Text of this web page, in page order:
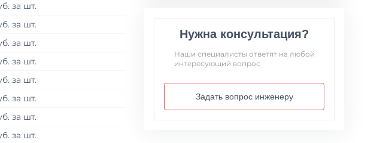
за шт.
за шт.
за шт.
за шт.
за шт.
за шт.
за шт.
за шт.
Нужна консультация?
Наши специалисты ответят на любой
интересующий вопрос
Задать вопрос инженеру